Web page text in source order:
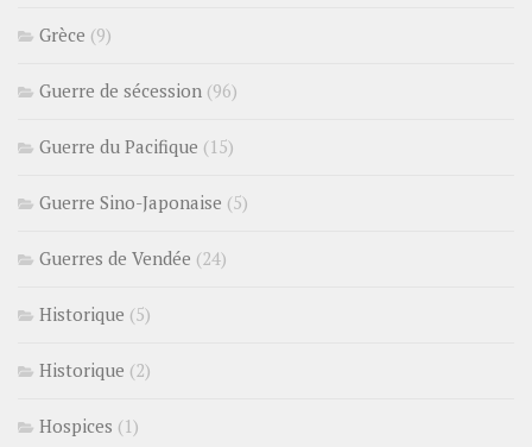
Grèce (9)
Guerre de sécession (96)
Guerre du Pacifique (15)
Guerre Sino-Japonaise (5)
Guerres de Vendée (24)
Historique (5)
Historique (2)
Hospices (1)